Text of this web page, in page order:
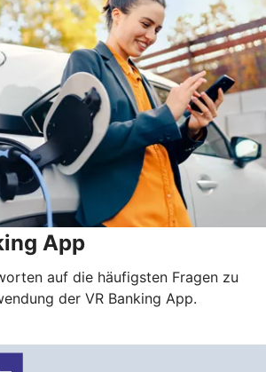
App
auf die häufigsten Fragen zu
der VR Banking App.